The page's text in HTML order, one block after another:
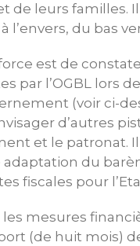
de leurs familles.
l’envers, du bas
est de
par l’OGBL lors
(voir ci-
d’autres
et le patronat.
du
fiscales pour
mesures
(de huit mois)